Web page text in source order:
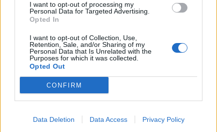
I want to opt-out of processing my
Personal Data for Targeted Advertising.
Opted In
I want to opt-out of Collection, Use,
Retention, Sale, and/or Sharing of my
Personal Data that Is Unrelated with the
Purposes for which it was collected.
Opted Out
CONFIRM
Data Deletion Data Access Privacy Policy
Nord Ovest Milano Metropoli